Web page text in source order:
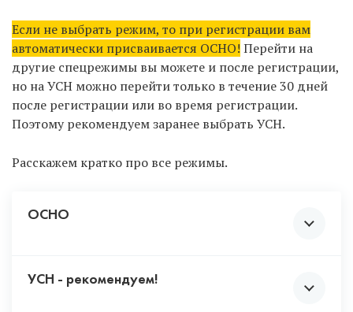
деятельность подлежит обязательному
лицензированию и должна соответствовать
требованиям закона. Чтобы не столкнуться с
непредвиденными проблемами, не
рекомендуем проставлять те коды,
деятельностью по которым вы 100% ни при
производство крепких алкогольных
Если не выбрать режим, то при регистрации вам
автоматически присваивается ОСНО! Перейти на
другие спецрежимы вы можете и после регистрации,
но на УСН можно перейти только в течение 30 дней
после регистрации или во время регистрации.
Поэтому рекомендуем заранее выбрать УСН.
Расскажем кратко про все режимы.
ОСНО
Возлагает на предпринимателя обязанности по
УСН - рекомендуем!